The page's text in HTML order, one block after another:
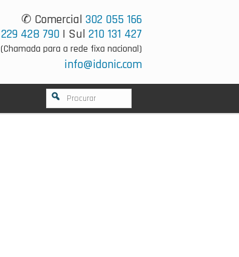
✆ Comercial 302 055 166
229 428 790 | Sul 210 131 427
(Chamada para a rede fixa nacional)
info@idonic.com